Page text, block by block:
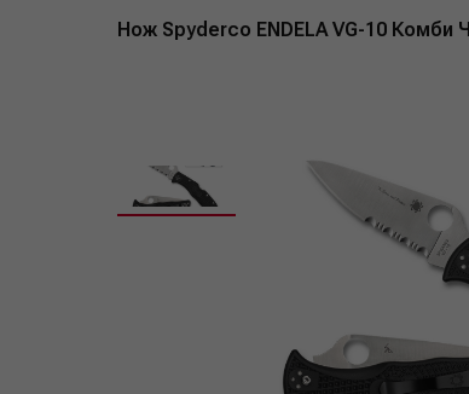
Нож Spyderco ENDELA VG-10 Комби